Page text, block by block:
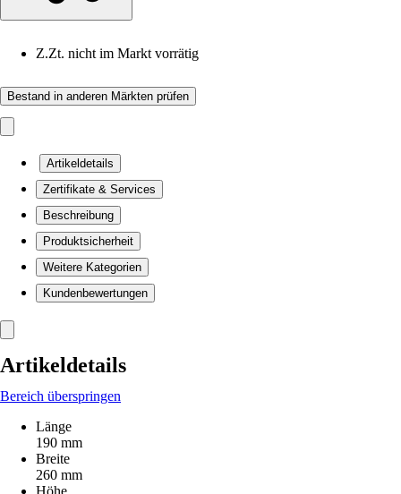
Z.Zt. nicht im Markt vorrätig
Bestand in anderen Märkten prüfen
Artikeldetails
Zertifikate & Services
Beschreibung
Produktsicherheit
Weitere Kategorien
Kundenbewertungen
Artikeldetails
Bereich überspringen
Länge
190 mm
Breite
260 mm
Höhe